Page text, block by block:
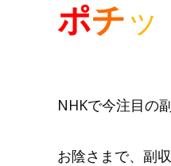
ポチッ
NHKで今注目の
お陰さまで、副